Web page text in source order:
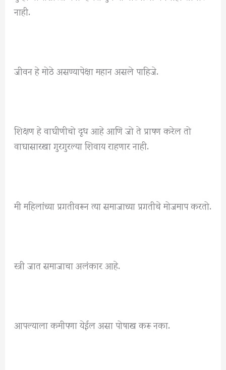
नाही.
जीवन हे मोठे असण्यापेक्षा महान असले पाहिजे.
शिक्षण हे वाघीणीचो दूध आहे आणि जो ते प्राषण करेल तो
वाघासारखा गुरगुरल्या शिवाय राहणार नाही.
मी महिलांच्या प्रगतीवरून त्या समाजाच्या प्रगतीचे मोजमाप करतो.
स्त्री जात समाजाचा अलंकार आहे.
आपल्याला कमीपणा येईल असा पोषाख करू नका.